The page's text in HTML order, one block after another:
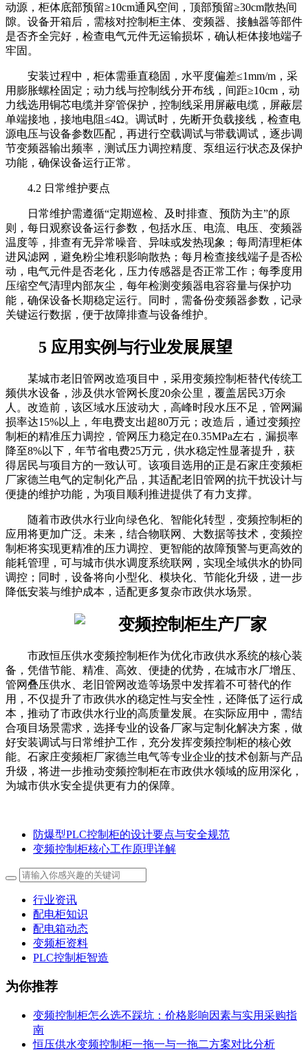
动源，柜体底部预留≥10cm通风空间，顶部预留≥30cm散热间
隙。设备开箱后，需核对控制柜主体、变频器、接触器等部件
是否齐全完好，检查电气元件无运输损坏，确认柜体接地端子
牢固。
安装过程中，柜体需垂直稳固，水平度偏差≤1mm/m，采
用膨胀螺栓固定；动力线与控制线分开布线，间距≥10cm，动
力线选用铜芯电缆并穿管保护，控制线采用屏蔽电缆，屏蔽层
单端接地，接地电阻≤4Ω。调试时，先断开负载接线，检查电
源电压与设备参数匹配，再进行空载调试与带载调试，逐步调
节变频器输出频率，测试压力调控精度、泵组运行状态及保护
功能，确保设备运行正常。
4.2 日常维护要点
日常维护需遵循“定期巡检、及时排查、预防为主”的原
则，每日观察设备运行参数，包括水压、电流、电压、变频器
温度等，排查有无异常噪音、异味或发热现象；每周清理柜体
进风滤网，避免粉尘堆积影响散热；每月检查接线端子是否松
动，电气元件是否老化，压力传感器是否正常工作；每季度用
压缩空气清理内部灰尘，每年检测变频器电容容量与保护功
能，确保设备长期稳定运行。同时，需备份变频器参数，记录
关键运行数据，便于故障排查与设备维护。
5 应用实例与行业发展展望
某城市老旧管网改造项目中，采用变频控制柜替代传统工
频供水设备，涉及供水管网长度20余公里，覆盖居民3万余
人。改造前，该区域水压波动大，高峰时段水压不足，管网漏
损率达15%以上，年电费支出超80万元；改造后，通过变频控
制柜的精准压力调控，管网压力稳定在0.35MPa左右，漏损率
降至8%以下，年节省电费25万元，供水稳定性显著提升，获
得居民与项目方的一致认可。该项目选用的正是石家庄变频柜
厂家德兰电气的定制化产品，其适配老旧管网的抗干扰设计与
便捷的维护功能，为项目顺利推进提供了有力支撑。
随着市政供水行业向绿色化、智能化转型，变频控制柜的
应用将更加广泛。未来，结合物联网、大数据等技术，变频控
制柜将实现更精准的压力调控、更智能的故障预警与更高效的
能耗管理，可与城市供水调度系统联网，实现全域供水的协同
调控；同时，设备将向小型化、模块化、节能化升级，进一步
降低安装与维护成本，适配更多复杂市政供水场景。
市政恒压供水变频控制柜作为优化市政供水系统的核心装
备，凭借节能、精准、高效、便捷的优势，在城市水厂增压、
管网叠压供水、老旧管网改造等场景中发挥着不可替代的作
用，不仅提升了市政供水的稳定性与安全性，还降低了运行成
本，推动了市政供水行业的高质量发展。在实际应用中，需结
合项目场景需求，选择专业的设备厂家与定制化解决方案，做
好安装调试与日常维护工作，充分发挥变频控制柜的核心效
能。石家庄变频柜厂家德兰电气等专业企业的技术创新与产品
升级，将进一步推动变频控制柜在市政供水领域的应用深化，
为城市供水安全提供更有力的保障。
防爆型PLC控制柜的设计要点与安全规范
变频控制柜核心工作原理详解
行业资讯
配电柜知识
配电箱动态
变频柜资料
PLC控制柜智造
为你推荐
变频控制柜怎么选不踩坑：价格影响因素与实用采购指
南
恒压供水变频控制柜一拖一与一拖二方案对比分析